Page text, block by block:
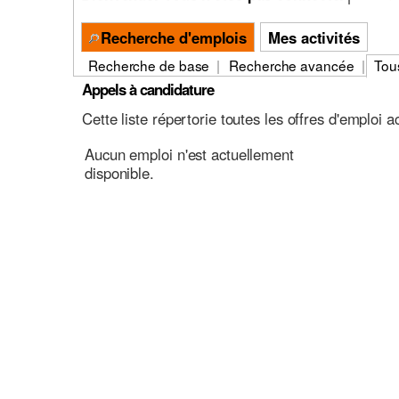
Recherche d'emplois Mes activités
Recherche de base | Recherche avancée |
Appels à candidature
Cette liste répertorie toutes les offres d'emploi
Aucun emploi n'est actuellement
disponible.